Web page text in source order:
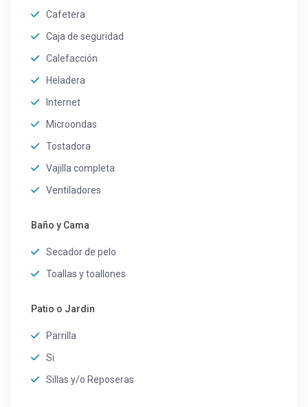
Cafetera
Caja de seguridad
Calefacción
Heladera
Internet
Microondas
Tostadora
Vajilla completa
Ventiladores
Baño y Cama
Secador de pelo
Toallas y toallones
Patio o Jardin
Parrilla
Si
Sillas y/o Reposeras